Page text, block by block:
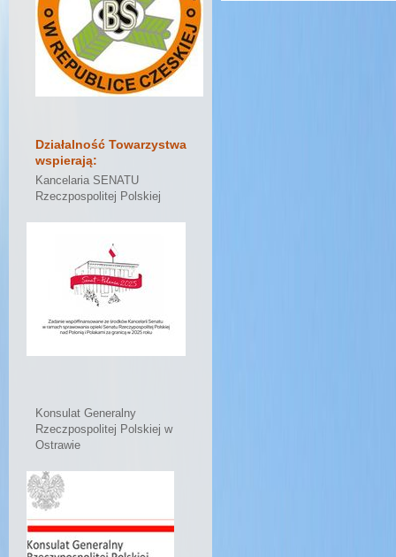
Działalność Towarzystwa
wspierają:
Kancelaria SENATU
Rzeczpospolitej Polskiej
Konsulat Generalny
Rzeczpospolitej Polskiej w
Ostrawie